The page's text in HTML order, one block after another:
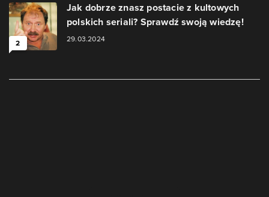
2
Jak dobrze znasz postacie z kultowych
polskich seriali? Sprawdź swoją wiedzę!
29.03.2024